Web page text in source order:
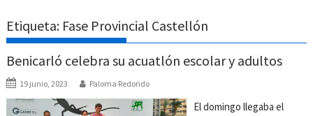
Etiqueta: Fase Provincial Castellón
Benicarló celebra su acuatlón escolar y adultos
19 junio, 2023 Paloma Redondo
El domingo llegaba el